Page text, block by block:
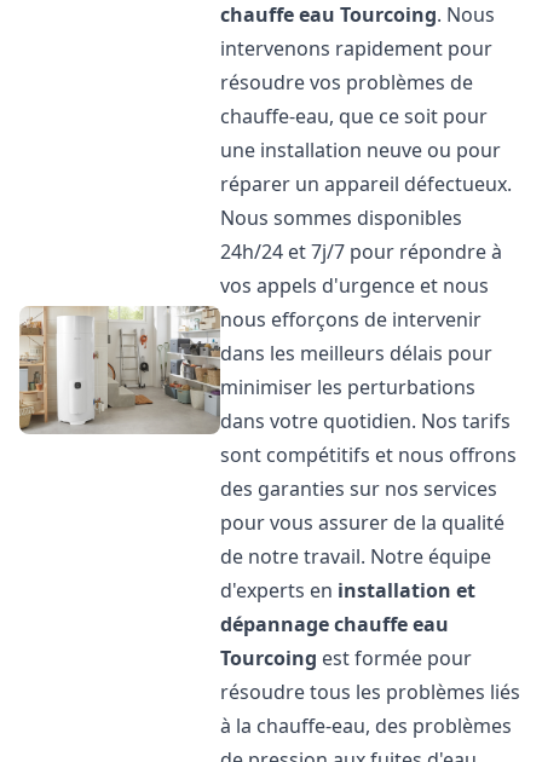
chauffe eau Tourcoing. Nous
intervenons rapidement pour
résoudre vos problèmes de
chauffe-eau, que ce soit pour
une installation neuve ou pour
réparer un appareil défectueux.
Nous sommes disponibles
24h/24 et 7j/7 pour répondre à
vos appels d'urgence et nous
nous efforçons de intervenir
dans les meilleurs délais pour
minimiser les perturbations
dans votre quotidien. Nos tarifs
sont compétitifs et nous offrons
des garanties sur nos services
pour vous assurer de la qualité
de notre travail. Notre équipe
d'experts en installation et
dépannage chauffe eau
Tourcoing est formée pour
résoudre tous les problèmes liés
à la chauffe-eau, des problèmes